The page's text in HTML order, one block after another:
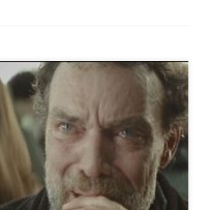
a la Navidad, y por nuestra pequeña
cual Muñecas de Famosa los anuncios
que servirán de antesala a las
de año. Entre ellos, vuelve a destacar el
de la […]